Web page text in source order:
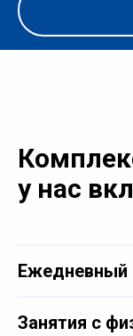
у нас
Ежедневный
Занятия с